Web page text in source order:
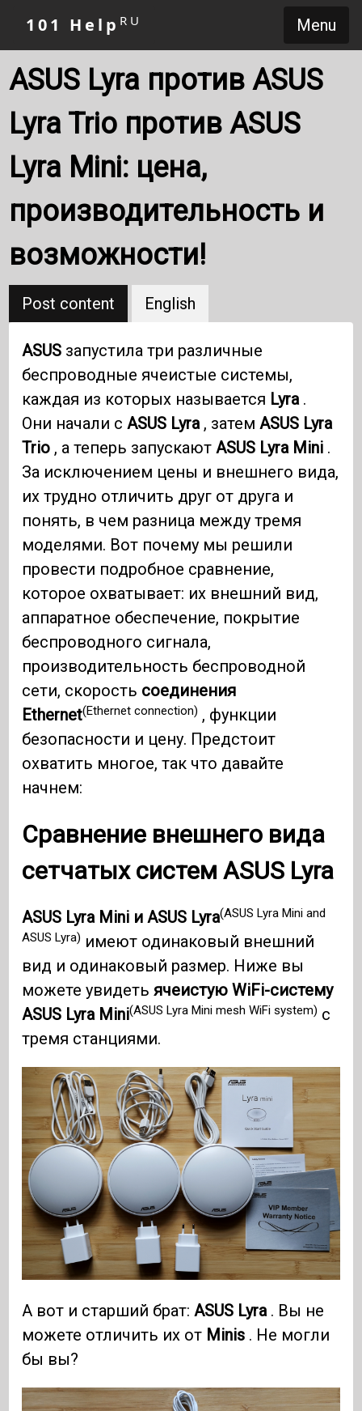
Menu
101 Help RU
ASUS Lyra против ASUS
Lyra Trio против ASUS
Lyra Mini: цена,
производительность и
возможности!
Post content English
ASUS запустила три различные
беспроводные ячеистые системы,
каждая из которых называется Lyra.
Они начали сASUS Lyra, затемASUS Lyra
Trio , а теперь запускаютASUS Lyra Mini .
За исключением цены и внешнего вида,
их трудно отличить друг от друга и
понять, в чем разница между тремя
моделями. Вот почему мы решили
провести подробное сравнение,
которое охватывает: их внешний вид,
аппаратное обеспечение, покрытие
беспроводного сигнала,
производительность беспроводной
сети, скорость соединения
Ethernet(Ethernet connection) , функции
безопасности и цену. Предстоит
охватить многое, так что давайте
начнем:
Сравнение внешнего вида
сетчатых системASUS Lyra
ASUS Lyra Mini и ASUS Lyra(ASUS Lyra Mini and
ASUS Lyra) имеют одинаковый внешний
вид и одинаковый размер. Ниже вы
можете увидетьячеистую WiFi-систему
ASUS Lyra Mini(ASUS Lyra Mini mesh WiFi system) с
тремя станциями.
А вот и старший брат: ASUS Lyra . Вы не
можете отличить их от Minis . Не могли
бы вы?